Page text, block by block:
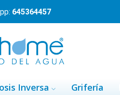
645364457
Inversa Grifería